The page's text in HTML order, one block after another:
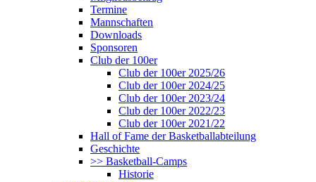
Termine
Mannschaften
Downloads
Sponsoren
Club der 100er
Club der 100er 2025/26
Club der 100er 2024/25
Club der 100er 2023/24
Club der 100er 2022/23
Club der 100er 2021/22
Hall of Fame der Basketballabteilung
Geschichte
>> Basketball-Camps
Historie